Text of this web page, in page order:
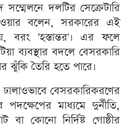
দলটির সেক্রেটারি
বলেন, সরকারের এই
বরং 'হস্তান্তর'। এর ফলে
ব্যবস্থার বদলে বেসরকারি
ঝুঁকি তৈরি হতে পারে।
বেসরকারিকরণের
মাধ্যমে দুর্নীতি,
বা কোনো নির্দিষ্ট গোষ্ঠীর